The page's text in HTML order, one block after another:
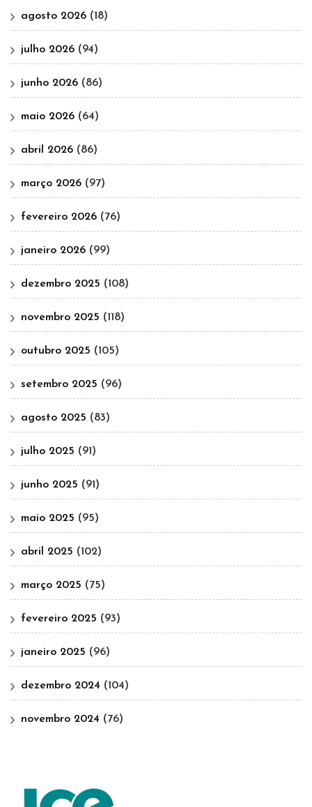
agosto 2026 (18)
julho 2026 (94)
junho 2026 (86)
maio 2026 (64)
abril 2026 (86)
março 2026 (97)
fevereiro 2026 (76)
janeiro 2026 (99)
dezembro 2025 (108)
novembro 2025 (118)
outubro 2025 (105)
setembro 2025 (96)
agosto 2025 (83)
julho 2025 (91)
junho 2025 (91)
maio 2025 (95)
abril 2025 (102)
março 2025 (75)
fevereiro 2025 (93)
janeiro 2025 (96)
dezembro 2024 (104)
novembro 2024 (76)